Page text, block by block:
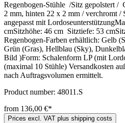
Regenbogen-Stühle /Sitz gepolstert /
2 mm, hinten 22 x 2 mm / verchromt /
angepasst mit
cmSitzhöhe: 46 cm Sitztiefe: 53
Regenbogen-Farben erhältlich: Gelb
Grün (Gras), Hellblau (Sky),
Bild )Form: Schalenform LP (mit
(maximal 10 Stühle) Versandkosten
nach Auftragsvolumen ermittelt.
Product number: 48011.S
from 136,00 €*
Prices excl. VAT plus shipping costs